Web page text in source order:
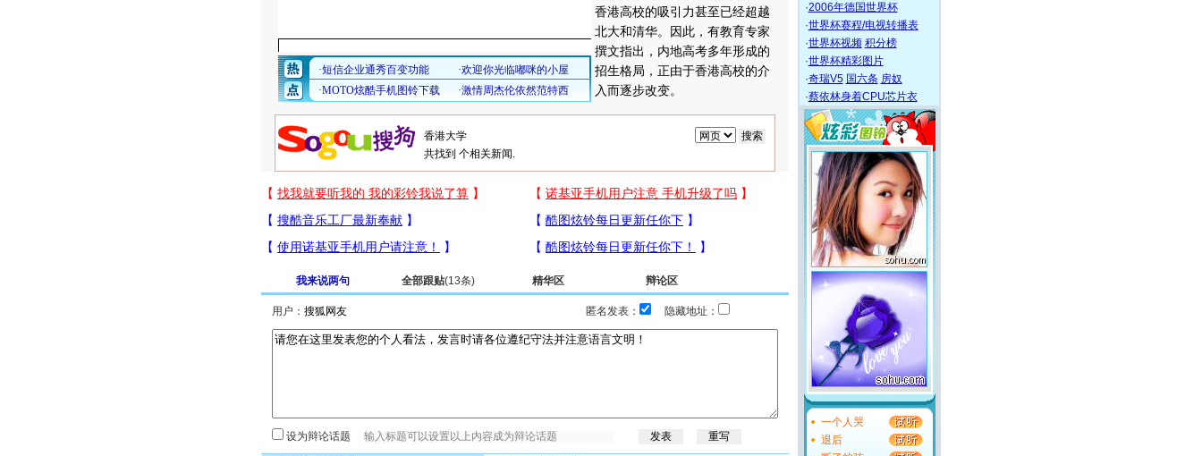
香港高校的吸引力甚至已经超越
北大和清华。因此，有教育专家
撰文指出，内地高考多年形成的
招生格局，正由于香港高校的介
入而逐步改变。
共找到 个相关新闻.
我来说两句 全部跟贴(13条) 精华区 辩论区
用户： 匿名发表： 隐藏地址：
设为辩论话题
·2006年德国世界杯
·世界杯赛程/电视转播表
·世界杯视频 积分榜
·世界杯精彩图片
·奇瑞V5 国六条 房奴
·蔡依林身着CPU芯片衣
一个人哭
退后